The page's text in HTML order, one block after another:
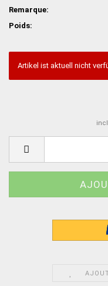
Remarque:
Poids:
Artikel ist aktuell nicht